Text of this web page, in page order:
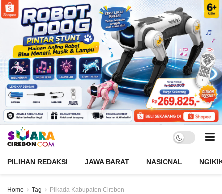
PILIHAN REDAKSI JAWA BARAT NASIONAL
Home Tag Pilkada Kabupaten Cirebon